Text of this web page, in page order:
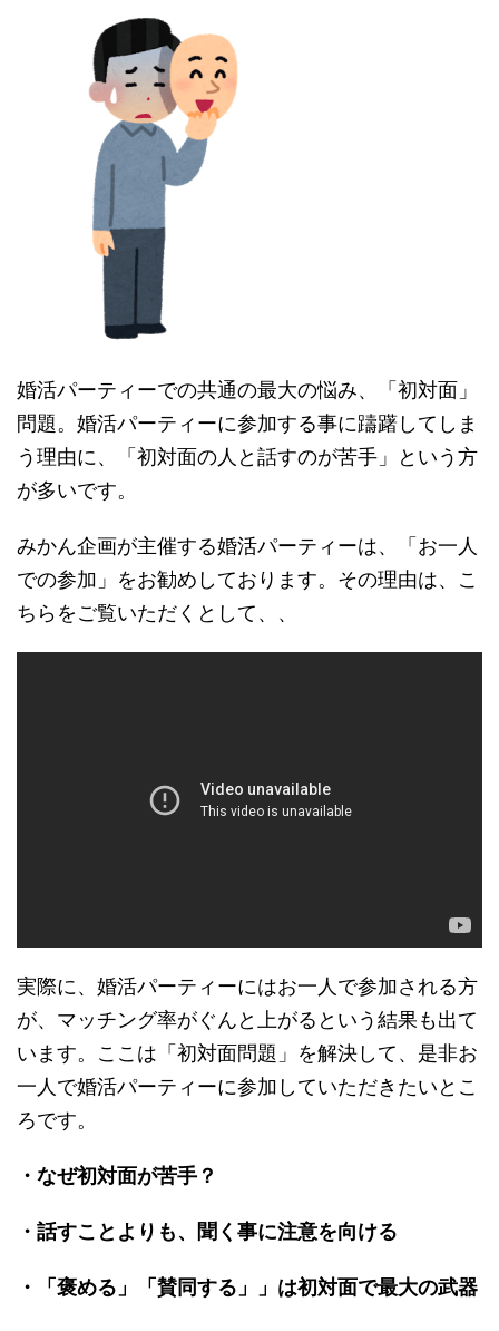
婚活パーティーでの共通の最大の悩み、「初対面」
問題。婚活パーティーに参加する事に躊躇してしま
う理由に、「初対面の人と話すのが苦手」という方
が多いです。
みかん企画が主催する婚活パーティーは、「お一人
での参加」をお勧めしております。その理由は、こ
ちらをご覧いただくとして、、
実際に、婚活パーティーにはお一人で参加される方
が、マッチング率がぐんと上がるという結果も出て
います。ここは「初対面問題」を解決して、是非お
一人で婚活パーティーに参加していただきたいとこ
ろです。
・なぜ初対面が苦手？
・話すことよりも、聞く事に注意を向ける
・「褒める」「賛同する」」は初対面で最大の武器